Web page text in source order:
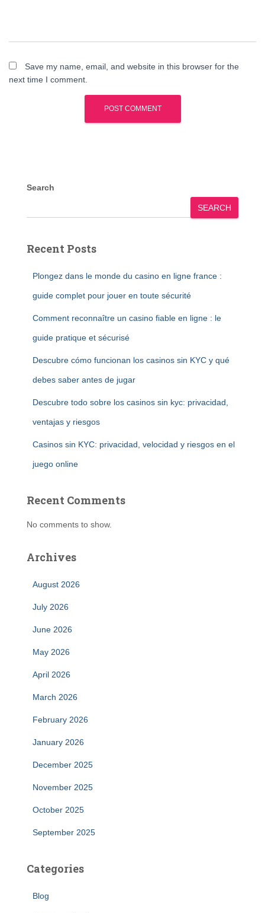
Save my name, email, and website in this browser for the
next time I comment.
Search
SEARCH
Recent Posts
Plongez dans le monde du casino en ligne france :
guide complet pour jouer en toute sécurité
Comment reconnaître un casino fiable en ligne : le
guide pratique et sécurisé
Descubre cómo funcionan los casinos sin KYC y qué
debes saber antes de jugar
Descubre todo sobre los casinos sin kyc: privacidad,
ventajas y riesgos
Casinos sin KYC: privacidad, velocidad y riesgos en el
juego online
Recent Comments
No comments to show.
Archives
August 2026
July 2026
June 2026
May 2026
April 2026
March 2026
February 2026
January 2026
December 2025
November 2025
October 2025
September 2025
Categories
Blog